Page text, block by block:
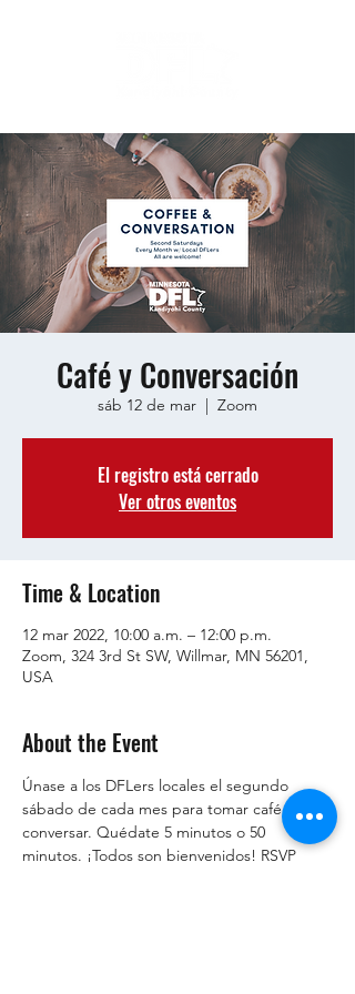
Café y Conversación
sáb 12 de mar
  |
Zoom
El registro está cerrado
Ver otros eventos
Time & Location
12 mar 2022, 10:00 a.m. – 12:00 p.m.
Zoom, 324 3rd St SW, Willmar, MN 56201,
USA
About the Event
Únase a los DFLers locales el segundo
sábado de cada mes para tomar café y
conversar. Quédate 5 minutos o 50
minutos. ¡Todos son bienvenidos! RSVP